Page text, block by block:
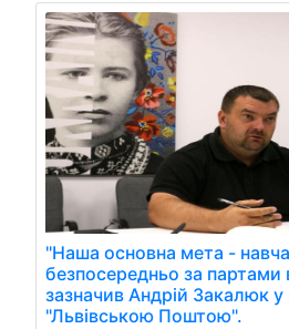
"Наша основна мета -
безпосередньо за партами
зазначив Андрій Закалюк у
"Львівською Поштою".